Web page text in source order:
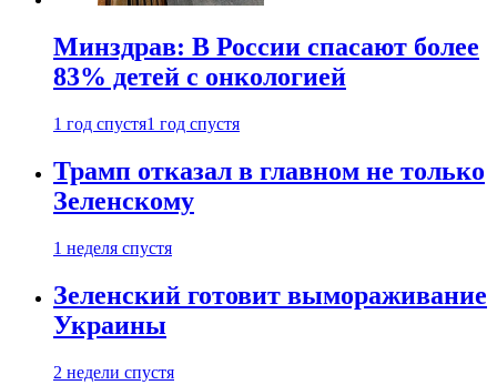
Минздрав: В России спасают более
83% детей с онкологией
1 год спустя1 год спустя
Трамп отказал в главном не только
Зеленскому
1 неделя спустя
Зеленский готовит вымораживание
Украины
2 недели спустя